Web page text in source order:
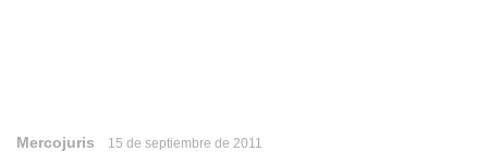
Mercojuris 15 de septiembre de 2011